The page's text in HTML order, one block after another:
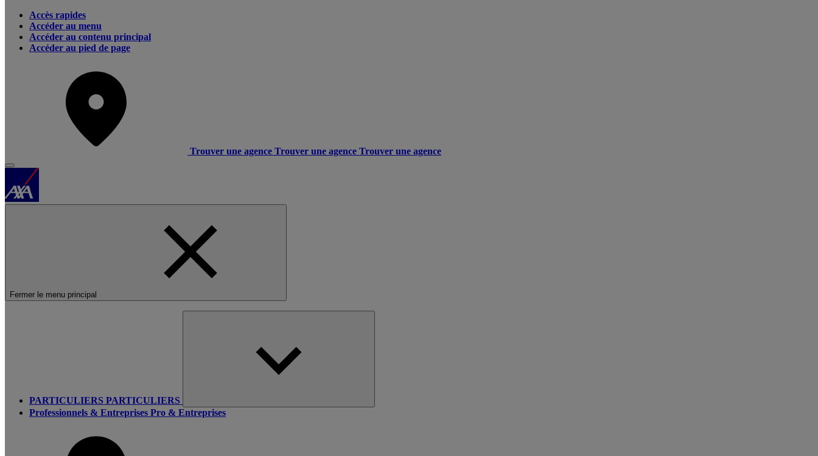
Accès rapides
Accéder au menu
Accéder au contenu principal
Accéder au pied de page
Trouver une agence Trouver une agence Trouver une agence
Fermer le menu principal
PARTICULIERS PARTICULIERS
Professionnels & Entreprises Pro & Entreprises